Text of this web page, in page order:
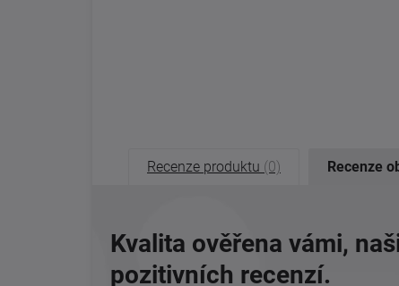
Recenze produktu (0) Recenze
Kvalita ověřena vámi,
pozitivních recenzí.